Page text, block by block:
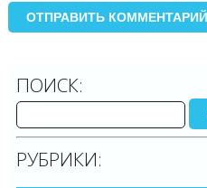
ПОИСК:
РУБРИКИ: